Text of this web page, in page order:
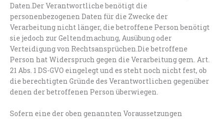
Daten.Der Verantwortliche benötigt die
personenbezogenen Daten für die Zwecke der
Verarbeitung nicht länger, die betroffene Person benötigt
sie jedoch zur Geltendmachung, Ausübung oder
Verteidigung von Rechtsansprüchen.Die betroffene
Person hat Widerspruch gegen die Verarbeitung gem. Art.
21 Abs. 1 DS-GVO eingelegt und es steht noch nicht fest, ob
die berechtigten Gründe des Verantwortlichen gegenüber
denen der betroffenen Person überwiegen.
Sofern eine der oben genannten Voraussetzungen